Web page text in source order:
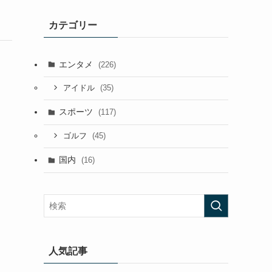
カテゴリー
エンタメ (226)
アイドル (35)
スポーツ (117)
ゴルフ (45)
国内 (16)
人気記事